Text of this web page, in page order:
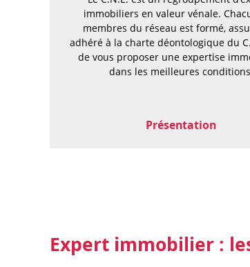
immobiliers en valeur vénale.
membres du réseau est formé,
adhéré à la charte déontologique du
de vous proposer une expertise
dans les meilleures
Présentation
Expert immobilier :